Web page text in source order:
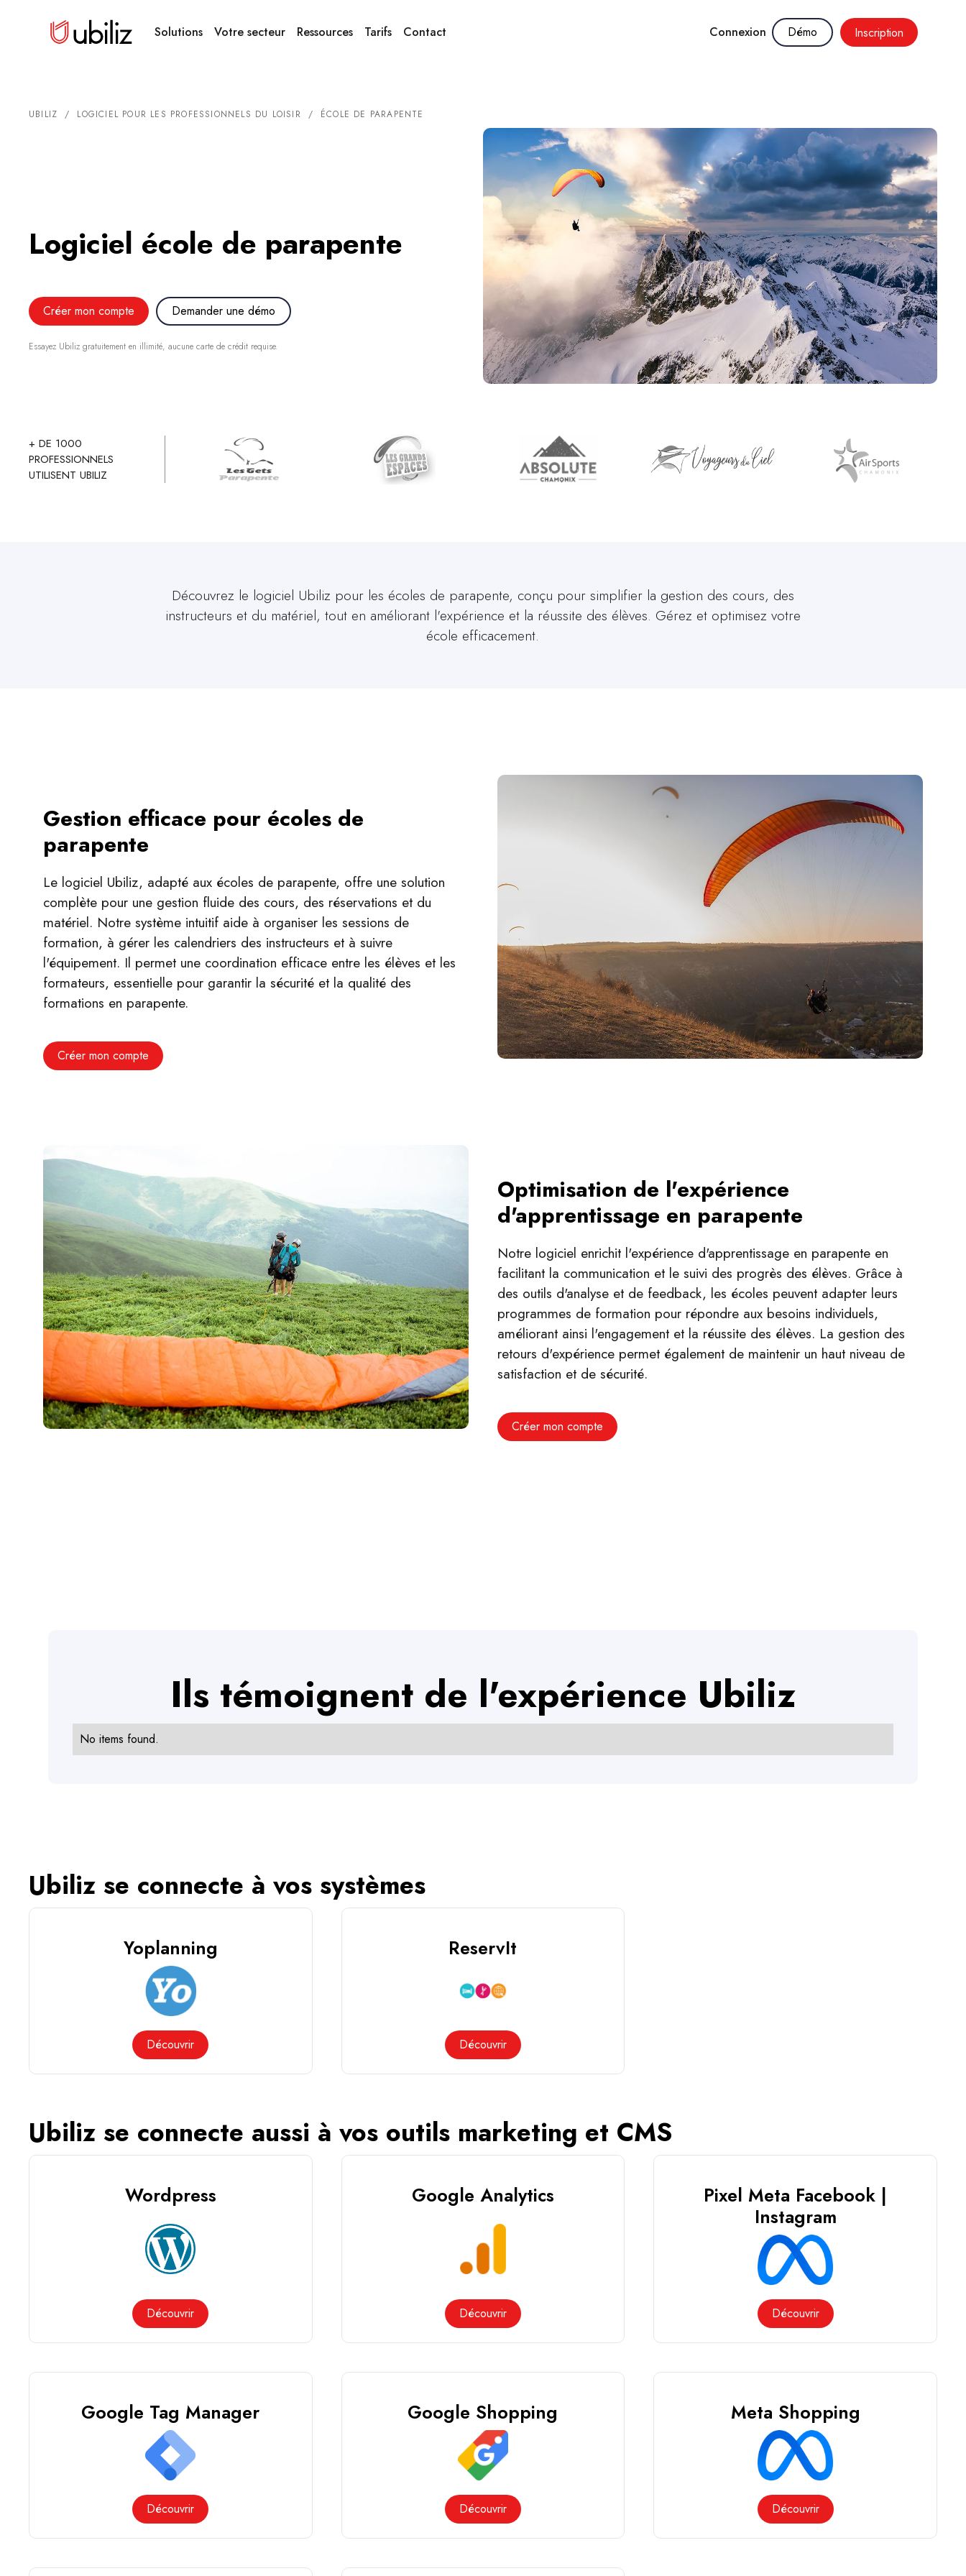
Solutions Votre secteur Ressources Tarifs Contact Connexion Démo Inscription
UBILIZ / LOGICIEL POUR LES PROFESSIONNELS DU LOISIR / ÉCOLE DE PARAPENTE
Logiciel école de parapente
Créer mon compte Demander une démo
Essayez Ubiliz gratuitement en illimité, aucune carte de crédit requise.
+ DE 1000
PROFESSIONNELS
UTILISENT UBILIZ
Découvrez le logiciel Ubiliz pour les écoles de parapente, conçu pour simplifier la gestion des cours, des
instructeurs et du matériel, tout en améliorant l'expérience et la réussite des élèves. Gérez et optimisez votre
école efficacement.
Gestion efficace pour écoles de
parapente
Le logiciel Ubiliz, adapté aux écoles de parapente, offre une solution
complète pour une gestion fluide des cours, des réservations et du
matériel. Notre système intuitif aide à organiser les sessions de
formation, à gérer les calendriers des instructeurs et à suivre
l'équipement. Il permet une coordination efficace entre les élèves et les
formateurs, essentielle pour garantir la sécurité et la qualité des
formations en parapente.
Créer mon compte
Optimisation de l'expérience
d'apprentissage en parapente
Notre logiciel enrichit l'expérience d'apprentissage en parapente en
facilitant la communication et le suivi des progrès des élèves. Grâce à
des outils d'analyse et de feedback, les écoles peuvent adapter leurs
programmes de formation pour répondre aux besoins individuels,
améliorant ainsi l'engagement et la réussite des élèves. La gestion des
retours d'expérience permet également de maintenir un haut niveau de
satisfaction et de sécurité.
Créer mon compte
Ils témoignent de l'expérience Ubiliz
No items found.
Ubiliz se connecte à vos systèmes
Yoplanning
Découvrir
ReservIt
Découvrir
Ubiliz se connecte aussi à vos outils marketing et CMS
Wordpress
Découvrir
Google Analytics
Découvrir
Pixel Meta Facebook |
Instagram
Découvrir
Google Tag Manager
Découvrir
Google Shopping
Découvrir
Meta Shopping
Découvrir